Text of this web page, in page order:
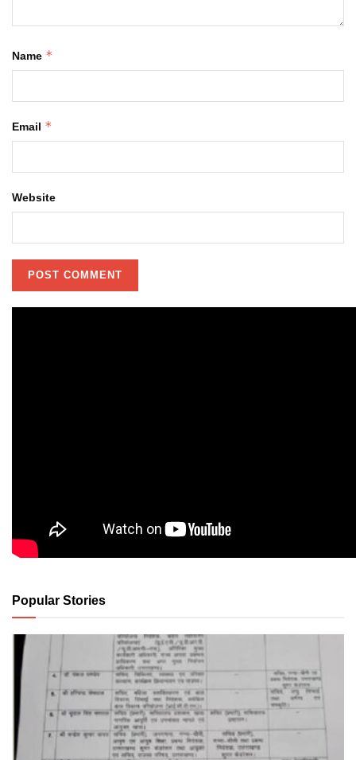
Name *
Email *
Website
Popular Stories